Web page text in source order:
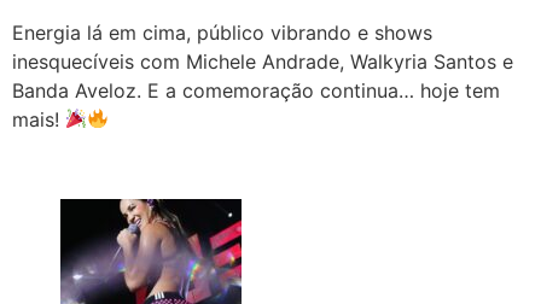
Energia lá em cima, público vibrando e shows
inesquecíveis com Michele Andrade, Walkyria Santos e
Banda Aveloz. E a comemoração continua… hoje tem
mais!